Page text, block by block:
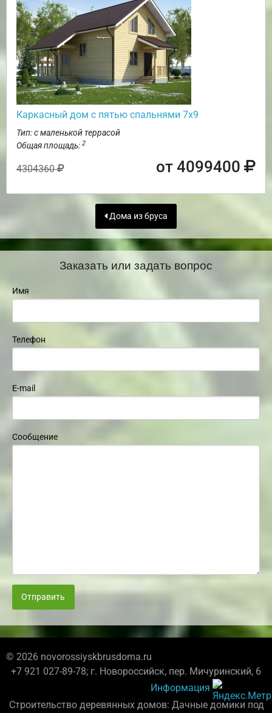
Каркасный дом с пятью спальнями 7х9
Тип: с маленькой террасой
Общая площадь: 2
4304360 от 4099400
Дома из бруса
Заказать или задать вопрос
Имя
Телефон
E-mail
Сообщение
Отправить
© 2026 novorossiyskbrusdoma.ru
+7 921 027-89-78; г. Новороссийск, пер. Мичуринский, 6
Информация
Строительство деревянных домов: Дачные домики под